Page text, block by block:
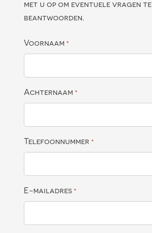
met u op om eventuele vragen te
beantwoorden.
Voornaam *
Achternaam *
Telefoonnummer *
E-mailadres *